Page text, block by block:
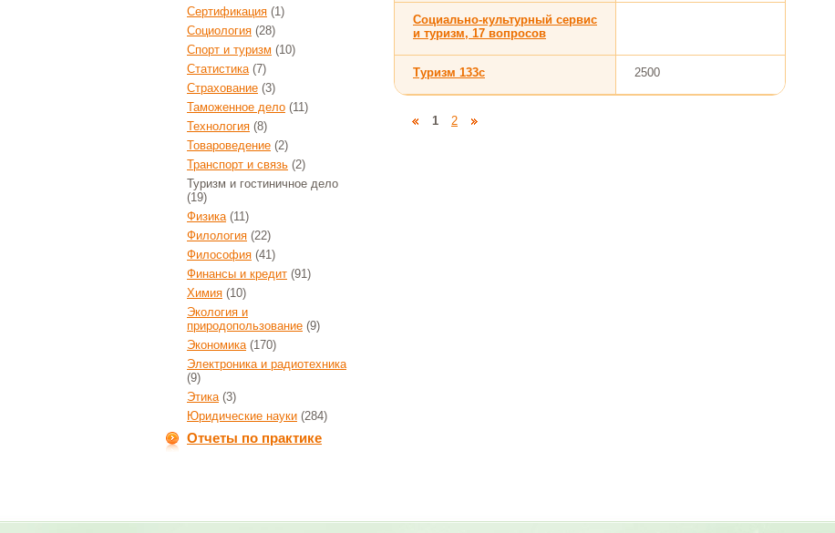
Сертификация (1)
Социология (28)
Спорт и туризм (10)
Статистика(7)
Страхование (3)
Таможенное дело (11)
Технология (8)
Товароведение (2)
Транспорт и связь (2)
Туризм и гостиничное дело
(19)
Физика(11)
Филология (22)
Философия (41)
Финансы и кредит (91)
Химия (10)
Экология и
природопользование (9)
Экономика(170)
Электроника и радиотехника
(9)
Этика(3)
Юридические науки (284)
Отчеты по практике
Социально-культурный сервис
и туризм, 17 вопросов
Туризм 133с 2500
1 2